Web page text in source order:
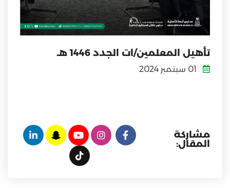
تأهيل المعلمين/ات الجدد 1446 هـ
مشاركة
المقال: